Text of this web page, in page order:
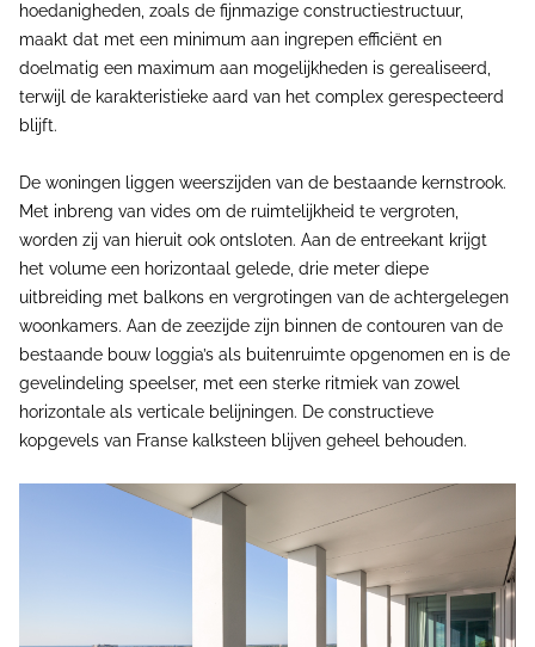
hoedanigheden, zoals de fijnmazige constructiestructuur,
maakt dat met een minimum aan ingrepen efficiënt en
doelmatig een maximum aan mogelijkheden is gerealiseerd,
terwijl de karakteristieke aard van het complex gerespecteerd
blijft.
De woningen liggen weerszijden van de bestaande kernstrook.
Met inbreng van vides om de ruimtelijkheid te vergroten,
worden zij van hieruit ook ontsloten. Aan de entreekant krijgt
het volume een horizontaal gelede, drie meter diepe
uitbreiding met balkons en vergrotingen van de achtergelegen
woonkamers. Aan de zeezijde zijn binnen de contouren van de
bestaande bouw loggia’s als buitenruimte opgenomen en is de
gevelindeling speelser, met een sterke ritmiek van zowel
horizontale als verticale belijningen. De constructieve
kopgevels van Franse kalksteen blijven geheel behouden.